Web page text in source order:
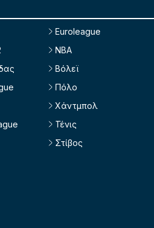
Euroleague
NBA
Βόλεϊ
Πόλο
Χάντμπολ
Τένις
Στίβος